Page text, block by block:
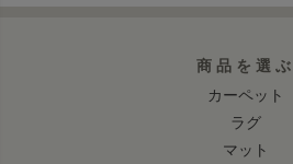
商品を選ぶ
カーペット
ラグ
マット